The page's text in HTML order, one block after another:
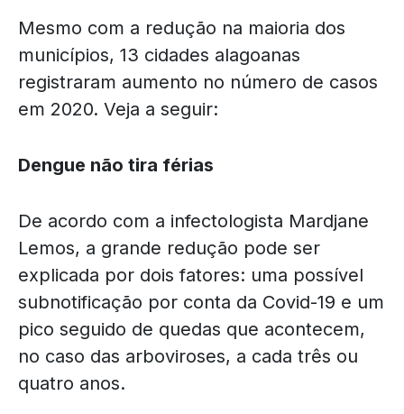
Mesmo com a redução na maioria dos
municípios, 13 cidades alagoanas
registraram aumento no número de casos
em 2020. Veja a seguir:
Dengue não tira férias
De acordo com a infectologista Mardjane
Lemos, a grande redução pode ser
explicada por dois fatores: uma possível
subnotificação por conta da Covid-19 e um
pico seguido de quedas que acontecem,
no caso das arboviroses, a cada três ou
quatro anos.